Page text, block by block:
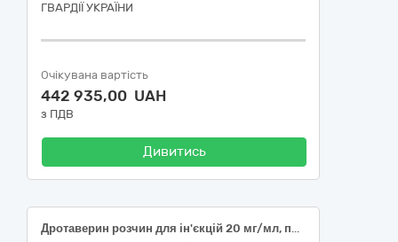
ГВАРДІЇ УКРАЇНИ
Очікувана вартість
442 935,00 UAH
з ПДВ
Дивитись
Дротаверин розчин для ін'єкцій 20 мг/мл, по 2 мл в ампулі, Дексаметазон,розчин для ін'єкцій 4мг/мл, Диклофенак розчин для ін`єкцій 25 мг/мл